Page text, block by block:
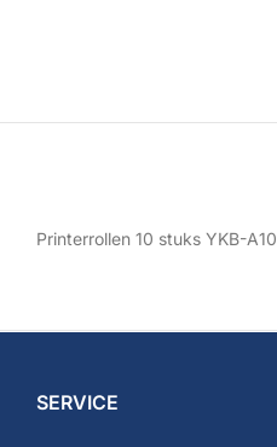
Printerrollen 10 stuks YKB-A10
SERVICE